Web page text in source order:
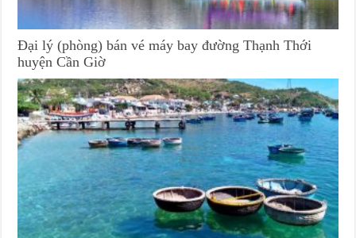
Đại lý (phòng) bán vé máy bay đường Thạnh Thới
huyện Cần Giờ